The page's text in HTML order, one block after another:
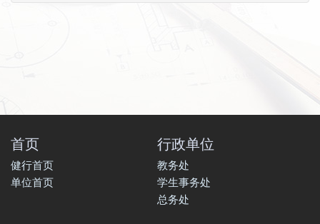
首页
健行首页
单位首页
行政单位
教务处
学生事务处
总务处